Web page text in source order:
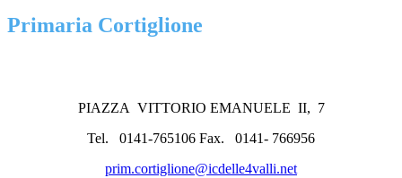
Primaria Cortiglione
PIAZZA VITTORIO EMANUELE II, 7
Tel. 0141-765106 Fax. 0141- 766956
prim.cortiglione@icdelle4valli.net